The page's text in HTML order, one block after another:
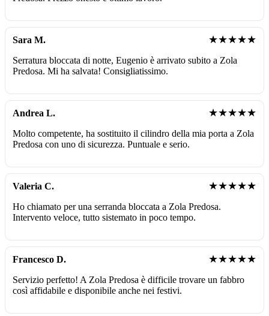
Sara M. ★★★★★
Serratura bloccata di notte, Eugenio è arrivato subito a Zola
Predosa. Mi ha salvata! Consigliatissimo.
Andrea L. ★★★★★
Molto competente, ha sostituito il cilindro della mia porta a Zola
Predosa con uno di sicurezza. Puntuale e serio.
Valeria C. ★★★★★
Ho chiamato per una serranda bloccata a Zola Predosa.
Intervento veloce, tutto sistemato in poco tempo.
Francesco D. ★★★★★
Servizio perfetto! A Zola Predosa è difficile trovare un fabbro
così affidabile e disponibile anche nei festivi.